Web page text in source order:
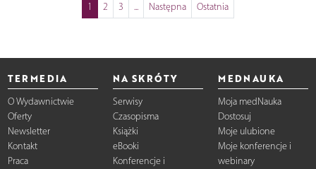
1 2 3 ... Następna Ostatnia
TERMEDIA
O Wydawnictwie
Oferty
Newsletter
Kontakt
Praca
NA SKRÓTY
Serwisy
Czasopisma
Książki
eBooki
Konferencje i
MEDNAUKA
Moja medNauka
Dostosuj
Moje ulubione
Moje konferencje i
webinary